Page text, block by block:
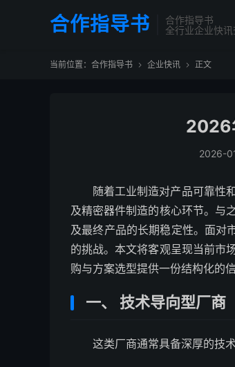
合作指导书
合作指导书
全行业企业快
当前位置： 合作指导书  企业快讯  正文
2026
2026-
随着工业制造对产品可靠性
及精密器件制造的核心环节。与
及最终产品的长期稳定性。面对
的挑战。本文将客观呈现当前市
购与方案选型提供一份结构化的信
一、 技术导向型厂商
这类厂商通常具备深厚的技